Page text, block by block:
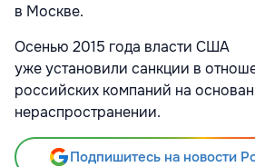
в Москве.
Осенью 2015 года власти США
уже установили санкции в
российских компаний на
нераспространении.
Подпишитесь на новости